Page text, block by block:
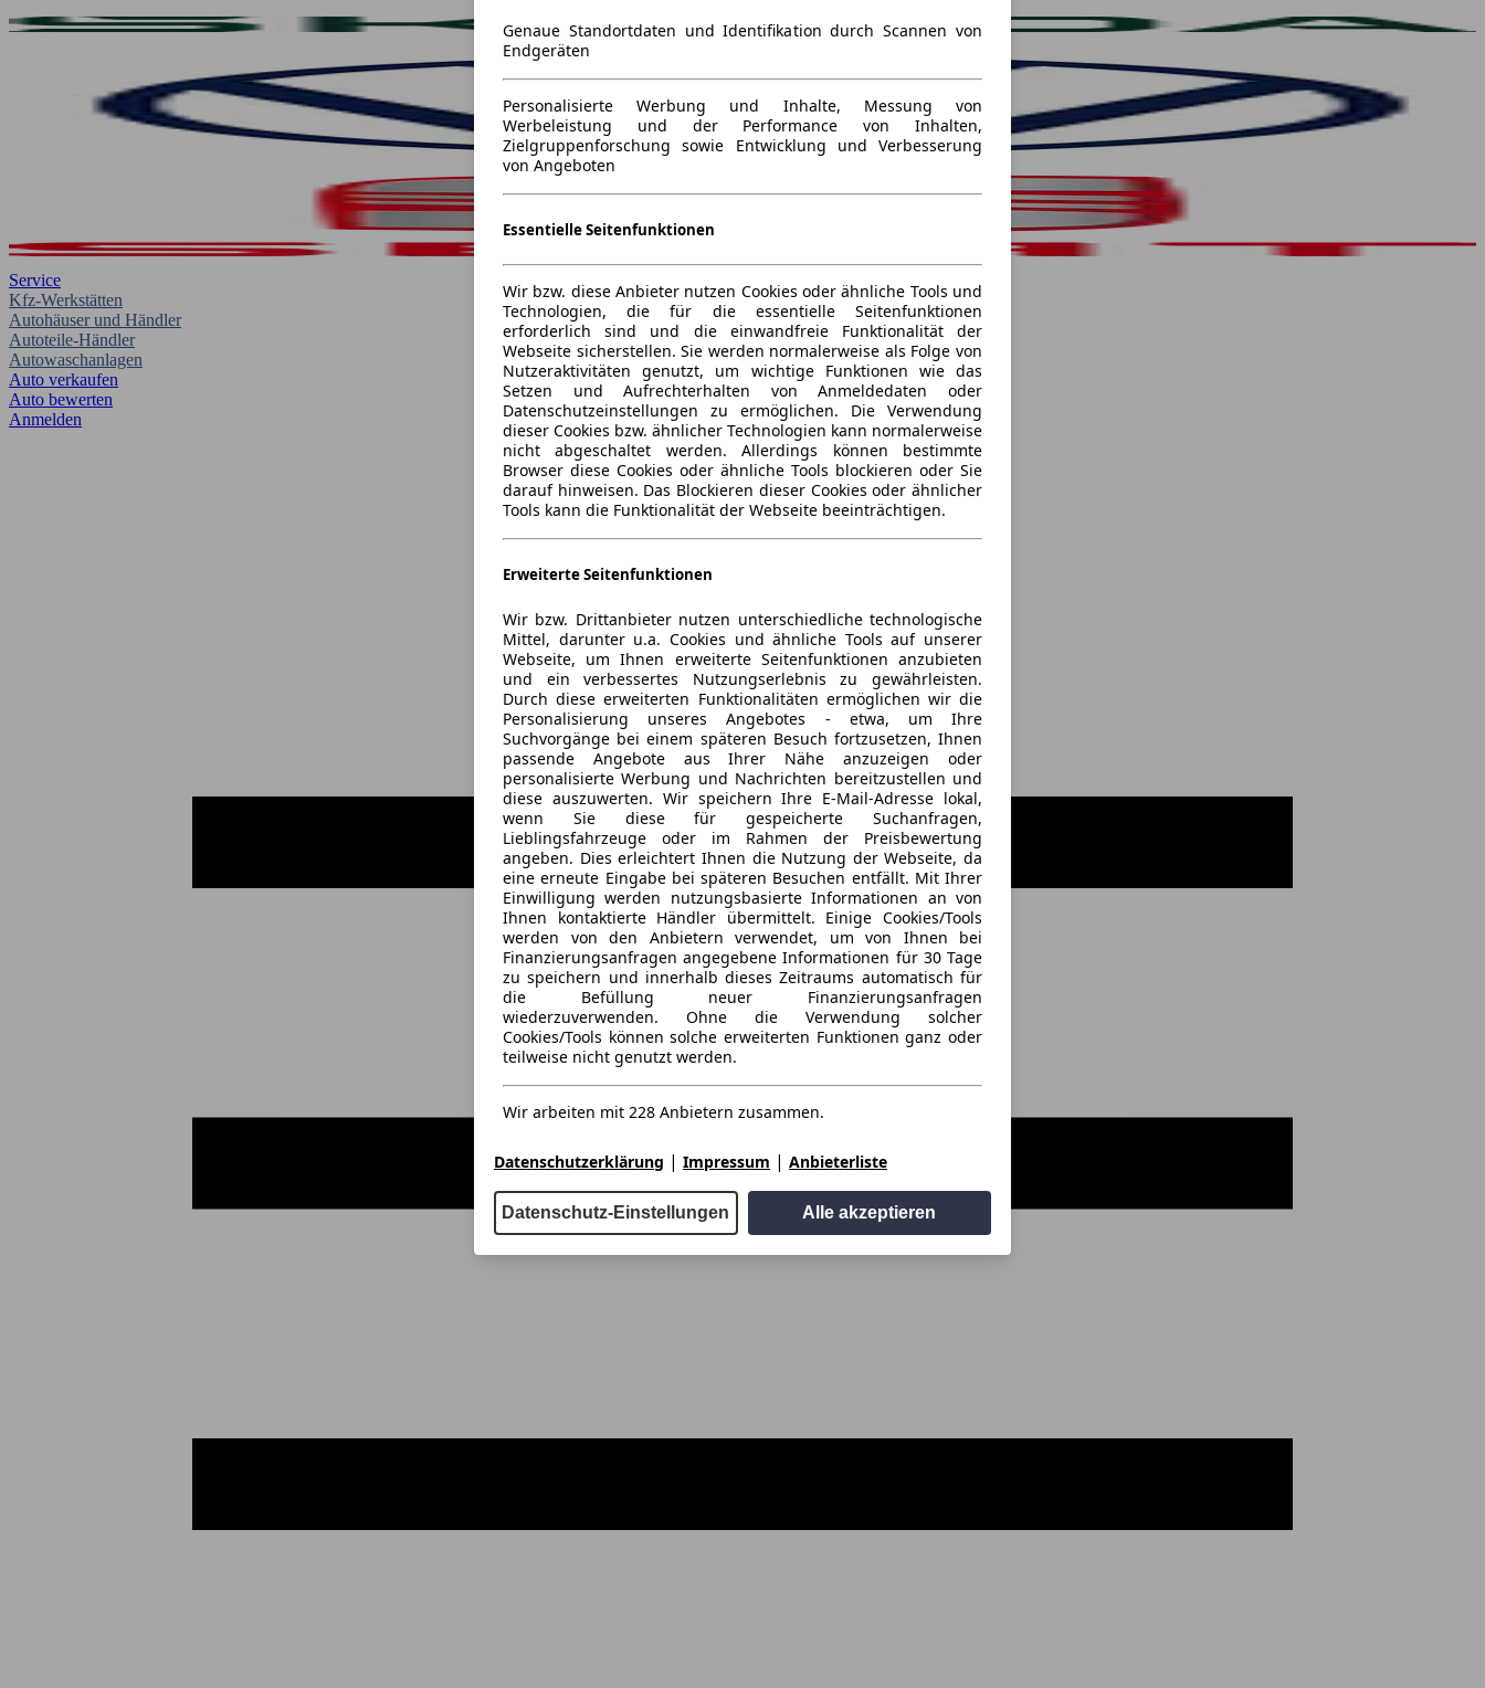
Service
Kfz-Werkstätten
Autohäuser und Händler
Autoteile-Händler
Autowaschanlagen
Auto verkaufen
Auto bewerten
Anmelden
Genaue Standortdaten und Identifikation durch Scannen von
Endgeräten
Personalisierte Werbung und Inhalte, Messung von
Werbeleistung und der Performance von Inhalten,
Zielgruppenforschung sowie Entwicklung und Verbesserung
von Angeboten
Essentielle Seitenfunktionen
Wir bzw. diese Anbieter nutzen Cookies oder ähnliche Tools und
Technologien, die für die essentielle Seitenfunktionen
erforderlich sind und die einwandfreie Funktionalität der
Webseite sicherstellen. Sie werden normalerweise als Folge von
Nutzeraktivitäten genutzt, um wichtige Funktionen wie das
Setzen und Aufrechterhalten von Anmeldedaten oder
Datenschutzeinstellungen zu ermöglichen. Die Verwendung
dieser Cookies bzw. ähnlicher Technologien kann normalerweise
nicht abgeschaltet werden. Allerdings können bestimmte
Browser diese Cookies oder ähnliche Tools blockieren oder Sie
darauf hinweisen. Das Blockieren dieser Cookies oder ähnlicher
Tools kann die Funktionalität der Webseite beeinträchtigen.
Erweiterte Seitenfunktionen
Wir bzw. Drittanbieter nutzen unterschiedliche technologische
Mittel, darunter u.a. Cookies und ähnliche Tools auf unserer
Webseite, um Ihnen erweiterte Seitenfunktionen anzubieten
und ein verbessertes Nutzungserlebnis zu gewährleisten.
Durch diese erweiterten Funktionalitäten ermöglichen wir die
Personalisierung unseres Angebotes - etwa, um Ihre
Suchvorgänge bei einem späteren Besuch fortzusetzen, Ihnen
passende Angebote aus Ihrer Nähe anzuzeigen oder
personalisierte Werbung und Nachrichten bereitzustellen und
diese auszuwerten. Wir speichern Ihre E-Mail-Adresse lokal,
wenn Sie diese für gespeicherte Suchanfragen,
Lieblingsfahrzeuge oder im Rahmen der Preisbewertung
angeben. Dies erleichtert Ihnen die Nutzung der Webseite, da
eine erneute Eingabe bei späteren Besuchen entfällt. Mit Ihrer
Einwilligung werden nutzungsbasierte Informationen an von
Ihnen kontaktierte Händler übermittelt. Einige Cookies/Tools
werden von den Anbietern verwendet, um von Ihnen bei
Finanzierungsanfragen angegebene Informationen für 30 Tage
zu speichern und innerhalb dieses Zeitraums automatisch für
die Befüllung neuer Finanzierungsanfragen
wiederzuverwenden. Ohne die Verwendung solcher
Cookies/Tools können solche erweiterten Funktionen ganz oder
teilweise nicht genutzt werden.
Wir arbeiten mit 228 Anbietern zusammen.
Datenschutzerklärung | Impressum | Anbieterliste
Datenschutz-Einstellungen Alle akzeptieren